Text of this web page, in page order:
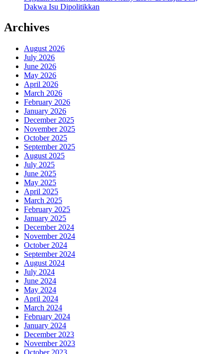
Dakwa Isu Dipolitikkan
Archives
August 2026
July 2026
June 2026
May 2026
April 2026
March 2026
February 2026
January 2026
December 2025
November 2025
October 2025
September 2025
August 2025
July 2025
June 2025
May 2025
April 2025
March 2025
February 2025
January 2025
December 2024
November 2024
October 2024
September 2024
August 2024
July 2024
June 2024
May 2024
April 2024
March 2024
February 2024
January 2024
December 2023
November 2023